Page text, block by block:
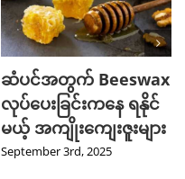
ဆံပင်အတွက် Beeswax
လုပ်ပေးခြင်းကနေ ရနိုင်
မယ့် အကျိုးကျေးဇူးများ
September 3rd, 2025